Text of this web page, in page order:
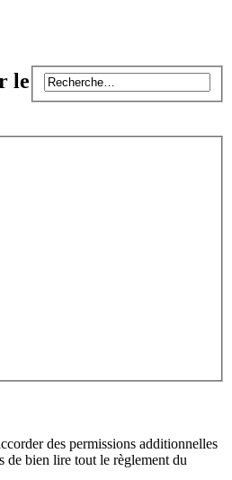
le
des permissions additionnelles
de bien lire tout le règlement du